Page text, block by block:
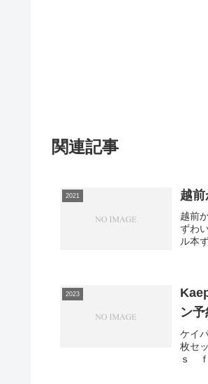
関連記事
2021 越
越前
ずわ
ル本
2023
ン
ケイ
枚セ
ｓ ｆ